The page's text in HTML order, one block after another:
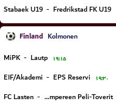
Stabaek U19 - Fredrikstad FK U19
Finland Kolmonen
MiPK - Lautp ۱۹:۱۵
EIF/Akademi - EPS Reservi ۱۹:۳۰
FC Lasten - Tampereen Peli-Toverit